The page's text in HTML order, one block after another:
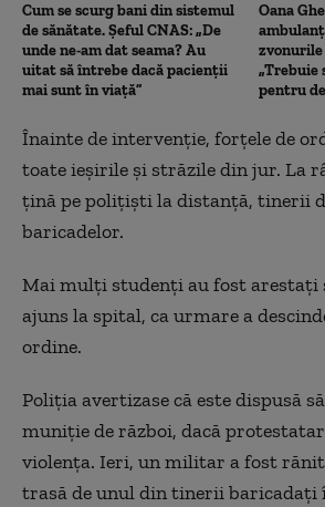
Cum se scurg bani din sistemul
de sănătate. Șeful CNAS: „De
unde ne-am dat seama? Au
uitat să întrebe dacă pacienții
mai sunt în viață”
Oana
zvonurile
„Trebuie
pentru
Înainte de intervenție, forțele de
toate ieșirile și străzile din jur. La
țină pe polițiști la distanță, tinerii
baricadelor.
Mai mulți studenți au fost arestați
ajuns la spital, ca urmare a
ordine.
Poliția avertizase că este dispusă
muniție de război, dacă
violența. Ieri, un militar a fost rănit
trasă de unul din tinerii baricadați